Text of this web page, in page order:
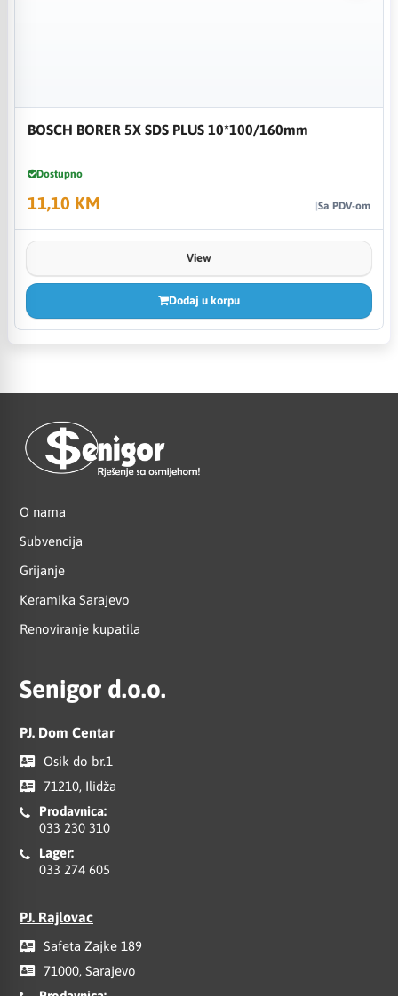
BOSCH BORER 5X SDS PLUS 10*100/160mm
Dostupno
11,10 KM Sa PDV-om
View
Dodaj u korpu
O nama
Subvencija
Grijanje
Keramika Sarajevo
Renoviranje kupatila
Senigor d.o.o.
PJ. Dom Centar
Osik do br.1
71210, Ilidža
Prodavnica:
033 230 310
Lager:
033 274 605
PJ. Rajlovac
Safeta Zajke 189
71000, Sarajevo